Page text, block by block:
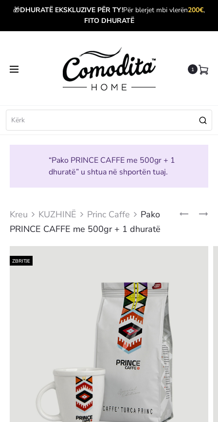
🎁DHURATË EKSKLUZIVE PËR TY!Për blerjet mbi vlerën200€,
FITO DHURATË
1
“Pako PRINCE CAFFE me 500gr + 1
dhuratë” u shtua në shportën tuaj.
APARAT
50
Kreu KUZHINË Princ Caffe
Pako
PRINCE CAFFE me 500gr + 1 dhuratë
ZBRITJE